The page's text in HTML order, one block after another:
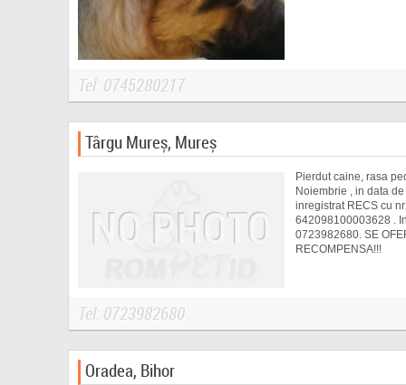
Tel: 0745280217
Târgu Mureș, Mureș
Pierdut caine, rasa
Noiembrie , in data
inregistrat RECS cu
642098100003628 .
0723982680. SE
RECOMPENSA!!!
Tel: 0723982680
Oradea, Bihor